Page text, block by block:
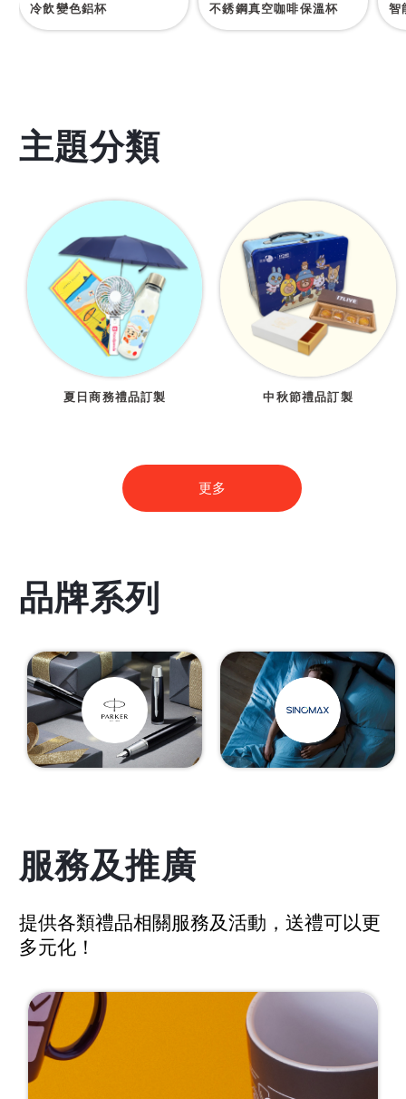
冷飲變色鋁杯 不銹鋼真空咖啡保溫杯 智
主題分類
夏日商務禮品訂製 中秋節禮品訂製
更多
品牌系列
服務及推廣
提供各類禮品相關服務及活動，送禮可以更
多元化！